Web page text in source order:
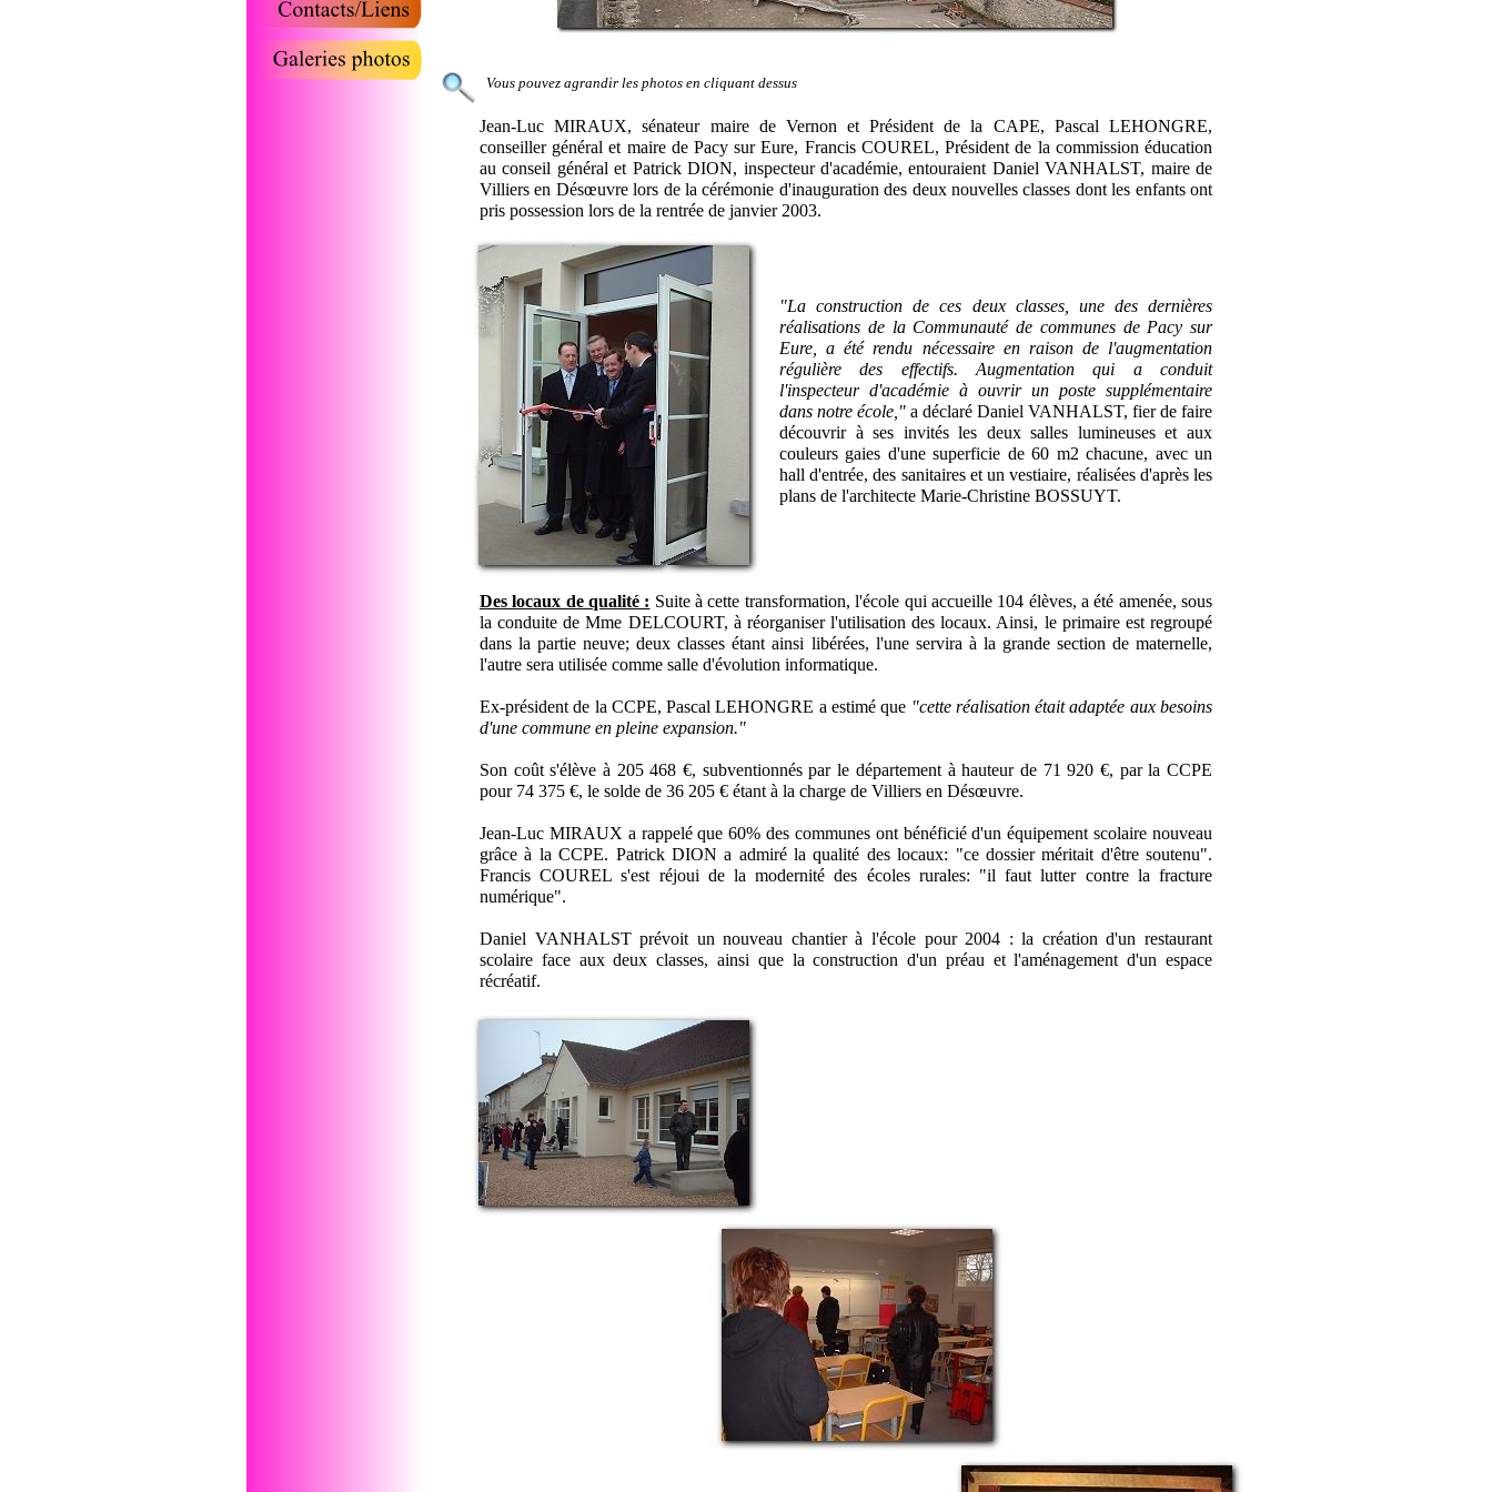
Vous pouvez agrandir les photos en cliquant dessus
Jean-Luc MIRAUX, sénateur maire de Vernon et Président de la CAPE, Pascal LEHONGRE,
conseiller général et maire de Pacy sur Eure, Francis COUREL, Président de la commission éducation
au conseil général et Patrick DION, inspecteur d'académie, entouraient Daniel VANHALST, maire de
Villiers en Désœuvre lors de la cérémonie d'inauguration des deux nouvelles classes dont les enfants ont
pris possession lors de la rentrée de janvier 2003.
"La construction de ces deux classes, une des dernières
réalisations de la Communauté de communes de Pacy sur
Eure, a été rendu nécessaire en raison de l'augmentation
régulière des effectifs. Augmentation qui a conduit
l'inspecteur d'académie à ouvrir un poste supplémentaire
dans notre école," a déclaré Daniel VANHALST, fier de faire
découvrir à ses invités les deux salles lumineuses et aux
couleurs gaies d'une superficie de 60 m2 chacune, avec un
hall d'entrée, des sanitaires et un vestiaire, réalisées d'après les
plans de l'architecte Marie-Christine BOSSUYT.
Des locaux de qualité : Suite à cette transformation, l'école qui accueille 104 élèves, a été amenée, sous
la conduite de Mme DELCOURT, à réorganiser l'utilisation des locaux. Ainsi, le primaire est regroupé
dans la partie neuve; deux classes étant ainsi libérées, l'une servira à la grande section de maternelle,
l'autre sera utilisée comme salle d'évolution informatique.
Ex-président de la CCPE, Pascal LEHONGRE a estimé que "cette réalisation était adaptée aux besoins
d'une commune en pleine expansion."
Son coût s'élève à 205 468 €, subventionnés par le département à hauteur de 71 920 €, par la CCPE
pour 74 375 €, le solde de 36 205 € étant à la charge de Villiers en Désœuvre.
Jean-Luc MIRAUX a rappelé que 60% des communes ont bénéficié d'un équipement scolaire nouveau
grâce à la CCPE. Patrick DION a admiré la qualité des locaux: "ce dossier méritait d'être soutenu".
Francis COUREL s'est réjoui de la modernité des écoles rurales: "il faut lutter contre la fracture
numérique".
Daniel VANHALST prévoit un nouveau chantier à l'école pour 2004 : la création d'un restaurant
scolaire face aux deux classes, ainsi que la construction d'un préau et l'aménagement d'un espace
récréatif.